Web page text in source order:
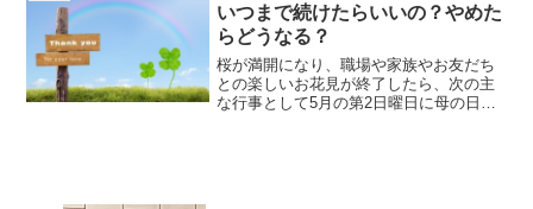
いつまで続けたらいいの？やめた
らどうなる？
桜が満開になり、職場や家族やお友だち
との楽しいお花見が終了したら、次の主
な行事として5月の第2日曜日に母の日が